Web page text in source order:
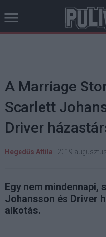
A Marriage
Scarlett
Driver
Hegedűs Attila 2019
Egy nem
Johansson és Driver
alkotás.